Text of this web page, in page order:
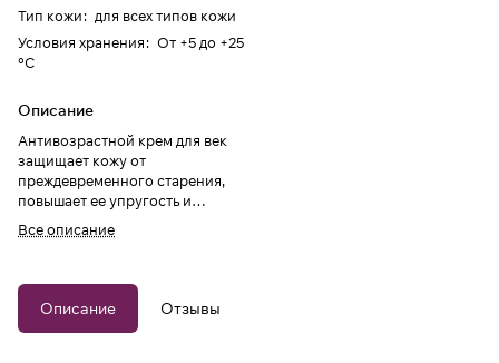
Тип кожи: для всех типов кожи
Условия хранения: От +5 до +25
°C
Описание
Антивозрастной крем для век
защищает кожу от
преждевременного старения,
повышает ее упругость и
Все описание
Описание Отзывы